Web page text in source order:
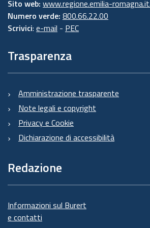
Sito web: www.regione.emilia-
Numero verde: 800.66.22.00
Scrivici: e-mail - PEC
Trasparenza
Amministrazione trasparente
Note legali e copyright
Privacy e Cookie
Dichiarazione di accessibilità
Redazione
Informazioni sul Burert
e contatti